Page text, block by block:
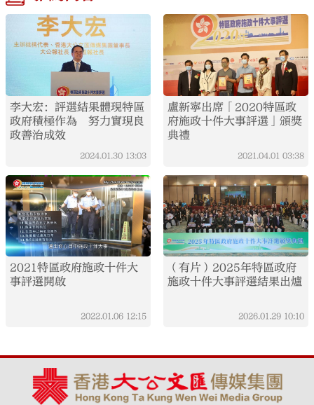
李大宏：評選結果體現特區
政府積極作為 努力實現良
政善治成效
2024.01.30 13:03
盧新寧出席「2020特區政
府施政十件大事評選」頒獎
典禮
2021.04.01 03:38
2021特區政府施政十件大
事評選開啟
2022.01.06 12:15
（有片）2025年特區政府
施政十件大事評選結果出爐
2026.01.29 10:10